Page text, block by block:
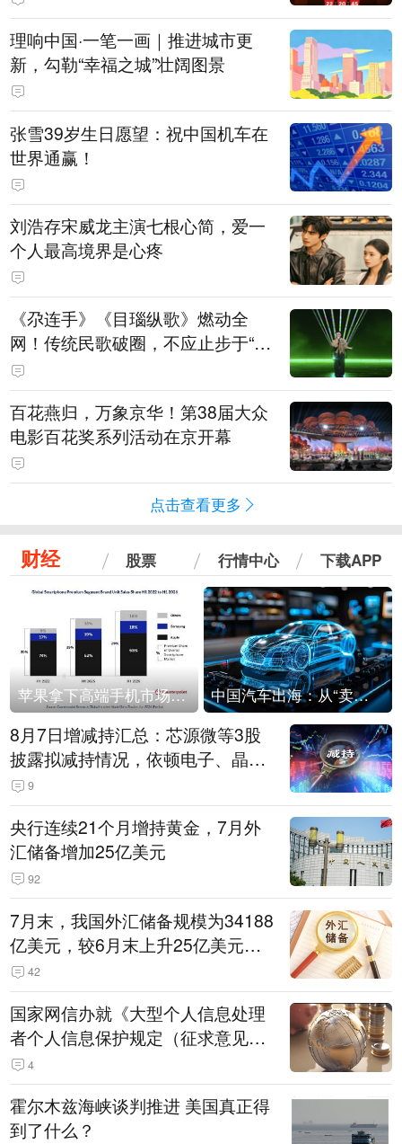
理响中国·一笔一画｜推进城市更
新，勾勒“幸福之城”壮阔图景
张雪39岁生日愿望：祝中国机车在
世界通赢！
刘浩存宋威龙主演七根心简，爱一
个人最高境界是心疼
《尕连手》《目瑙纵歌》燃动全
网！传统民歌破圈，不应止步于“上
头”
百花燕归，万象京华！第38届大众
电影百花奖系列活动在京开幕
点击查看更多
财经 股票 行情中心 下载APP
苹果拿下高端手机市场65%的份额：iPhone 17系列功不可没 中国汽车出海：从“卖出去”到“走进去”
8月7日增减持汇总：芯源微等3股
披露拟减持情况，依顿电子、晶华
微拟增持（表）
9
央行连续21个月增持黄金，7月外
汇储备增加25亿美元
92
7月末，我国外汇储备规模为34188
亿美元，较6月末上升25亿美元，
升幅为0.07%
42
国家网信办就《大型个人信息处理
者个人信息保护规定（征求意见
稿）》公开征求意见
4
霍尔木兹海峡谈判推进 美国真正得
到了什么？